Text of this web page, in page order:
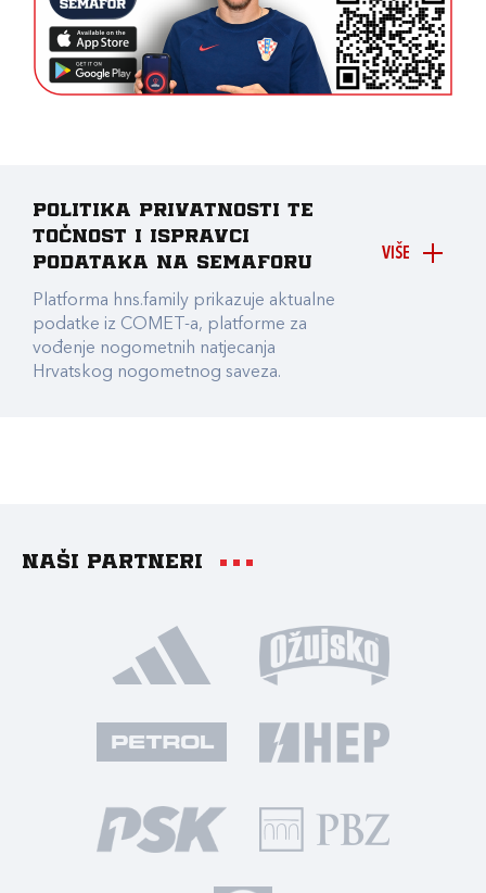
VIŠE
Politika privatnosti te
točnost i ispravci
podataka na Semaforu
Platforma hns.family prikazuje aktualne
podatke iz COMET-a, platforme za
vođenje nogometnih natjecanja
Hrvatskog nogometnog saveza.
Naši partneri